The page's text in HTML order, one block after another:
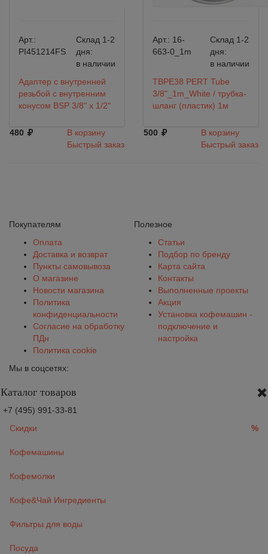
Арт.:
PI451214FS
Склад 1-2
дня:
в наличии
Адаптер с внутренней
резьбой с внутренним
конусом BSP 3/8" x 1/2"
480
В корзину
Быстрый заказ
Арт.: 16-
663-0_1m
Склад 1-2
дня:
в наличии
TBPE38 PERT Tube
3/8"_1m_White / трубка-
шланг (пластик) 1м
500
В корзину
Быстрый заказ
Покупателям
Оплата
Доставка и возврат
Пункты самовывоза
О магазине
Новости магазина
Политика
конфиденциальности
Согласие на обработку
ПДн
Политика cookie
Полезное
Статьи
Подбор по бренду
Карта сайта
Контакты
Выполненные проекты
Акция
Установка кофемашин -
подключение и
настройка
Мы в соцсетях:
Каталог товаров
+7 (495) 991-33-81
Скидки
%
Кофемашины
Кофемолки
Кофе&Чай Ингредиенты
Фильтры для воды
Посуда